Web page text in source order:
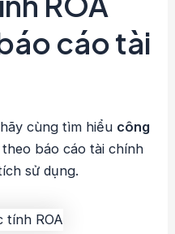
cáo tài
cùng tìm hiểu công
báo cáo tài chính
sử dụng.